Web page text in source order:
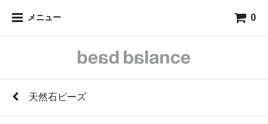
メニュー 0
天然石ビーズ